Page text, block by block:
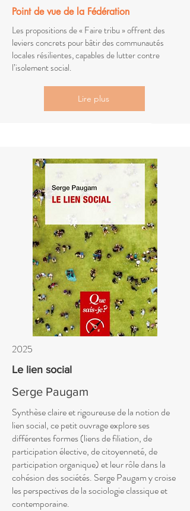
Point de vue de la Fédération
Les propositions de « Faire tribu » offrent des
leviers concrets pour bâtir des communautés
locales résilientes, capables de lutter contre
l’isolement social.
Lire plus
2025
Le lien social
Serge Paugam
Synthèse claire et rigoureuse de la notion de
lien social, ce petit ouvrage explore ses
différentes formes (liens de filiation, de
participation élective, de citoyenneté, de
participation organique) et leur rôle dans la
cohésion des sociétés. Serge Paugam y croise
les perspectives de la sociologie classique et
contemporaine.